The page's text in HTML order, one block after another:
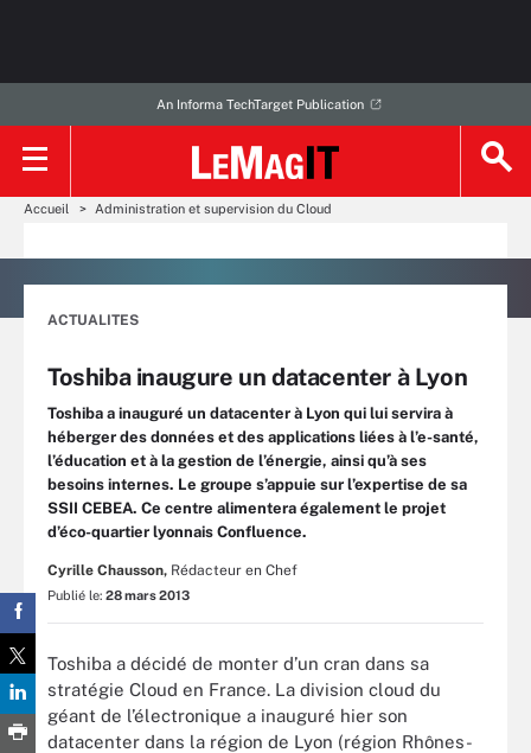
An Informa TechTarget Publication
Accueil Administration et supervision du Cloud
ACTUALITES
Toshiba inaugure un datacenter à Lyon
Toshiba a inauguré un datacenter à Lyon qui lui servira à
héberger des données et des applications liées à l’e-santé,
l’éducation et à la gestion de l’énergie, ainsi qu’à ses
besoins internes. Le groupe s’appuie sur l’expertise de sa
SSII CEBEA. Ce centre alimentera également le projet
d’éco-quartier lyonnais Confluence.
Cyrille Chausson, Rédacteur en Chef
Publié le: 28 mars 2013
Toshiba a décidé de monter d’un cran dans sa
stratégie Cloud en France. La division cloud du
géant de l’électronique a inauguré hier son
datacenter dans la région de Lyon (région Rhônes-